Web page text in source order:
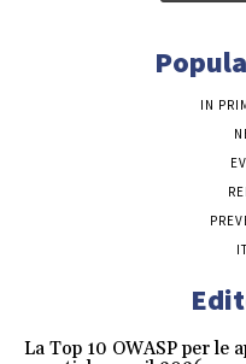
IN
La Top 10 OWASP per le